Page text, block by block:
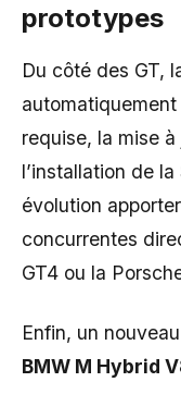
prototypes
Du côté des GT,
requise, la mise
l’installation de
évolution
concurrentes
GT4 ou la
Enfin, un
BMW M Hybrid